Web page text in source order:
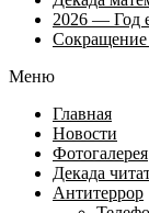
2026 — Год
Сокращение
Меню
Главная
Новости
Фотогалерея
Декада
Антитеррор